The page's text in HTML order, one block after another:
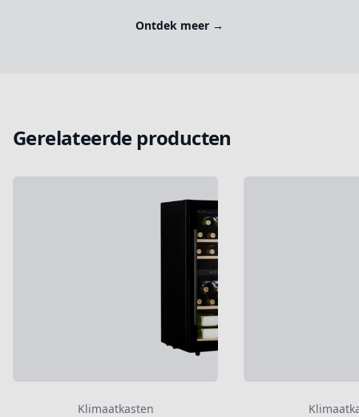
Ontdek meer →
Gerelateerde producten
Klimaatkasten